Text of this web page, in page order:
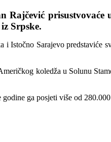
Rajčević prisustvovaće
Srpske.
Sarajevo predstaviće
koledža u Solunu
ga posjeti više od